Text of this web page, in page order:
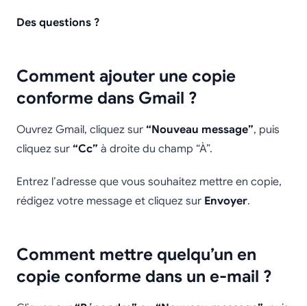
Des questions ?
Comment ajouter une copie
conforme dans Gmail ?
Ouvrez Gmail, cliquez sur “Nouveau message”, puis
cliquez sur “Cc” à droite du champ “À”.
Entrez l’adresse que vous souhaitez mettre en copie,
rédigez votre message et cliquez sur Envoyer.
Comment mettre quelqu’un en
copie conforme dans un e-mail ?